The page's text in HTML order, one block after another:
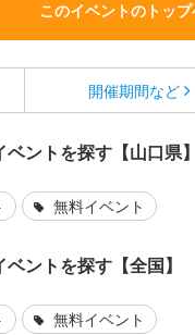
このイベントのトッ
開催期間など
ントを探す【山口県】
無料イベント
ントを探す【全国】
無料イベント